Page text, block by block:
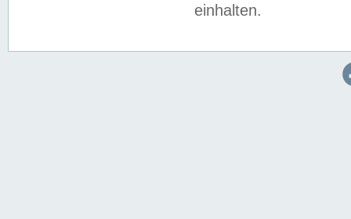
einhalten.